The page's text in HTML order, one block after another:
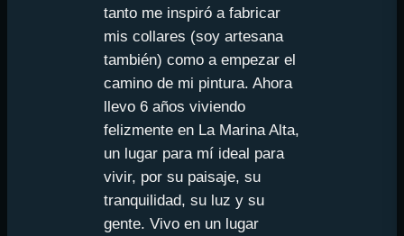
tanto me inspiró a fabricar
mis collares (soy artesana
también) como a empezar el
camino de mi pintura. Ahora
llevo 6 años viviendo
felizmente en La Marina Alta,
un lugar para mí ideal para
vivir, por su paisaje, su
tranquilidad, su luz y su
gente. Vivo en un lugar